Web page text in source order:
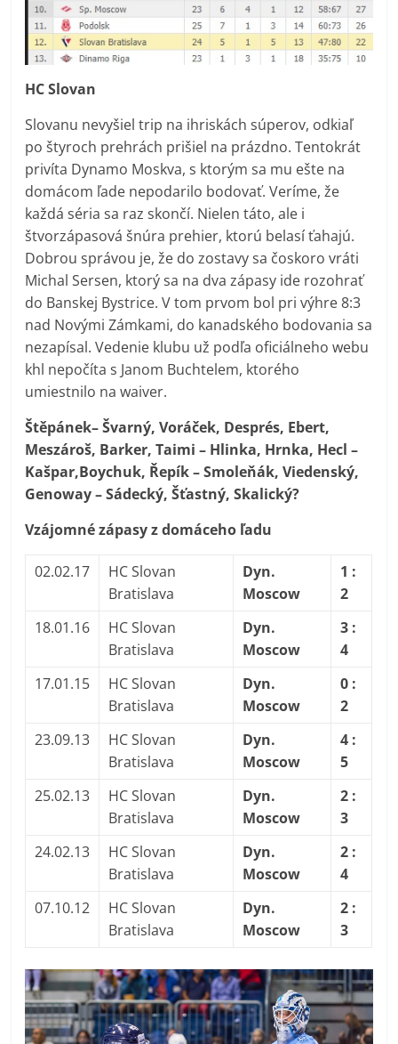
HC Slovan
Slovanu nevyšiel trip na ihriskách súperov, odkiaľ
po štyroch prehrách prišiel na prázdno. Tentokrát
privíta Dynamo Moskva, s ktorým sa mu ešte na
domácom ľade nepodarilo bodovať. Veríme, že
každá séria sa raz skončí. Nielen táto, ale i
štvorzápasová šnúra prehier, ktorú belasí ťahajú.
Dobrou správou je, že do zostavy sa čoskoro vráti
Michal Sersen, ktorý sa na dva zápasy ide rozohrať
do Banskej Bystrice. V tom prvom bol pri výhre 8:3
nad Novými Zámkami, do kanadského bodovania sa
nezapísal. Vedenie klubu už podľa oficiálneho webu
khl nepočíta s Janom Buchtelem, ktorého
umiestnilo na waiver.
Štěpánek– Švarný, Voráček, Després, Ebert,
Meszároš, Barker, Taimi – Hlinka, Hrnka, Hecl –
Kašpar,Boychuk, Řepík – Smoleňák, Viedenský,
Genoway – Sádecký, Šťastný, Skalický?
Vzájomné zápasy z domáceho ľadu
02.02.17
HC Slovan
Bratislava
Dyn.
Moscow
1 :
2
18.01.16
HC Slovan
Bratislava
Dyn.
Moscow
3 :
4
17.01.15
HC Slovan
Bratislava
Dyn.
Moscow
0 :
2
23.09.13
HC Slovan
Bratislava
Dyn.
Moscow
4 :
5
25.02.13
HC Slovan
Bratislava
Dyn.
Moscow
2 :
3
24.02.13
HC Slovan
Bratislava
Dyn.
Moscow
2 :
4
07.10.12
HC Slovan
Bratislava
Dyn.
Moscow
2 :
3